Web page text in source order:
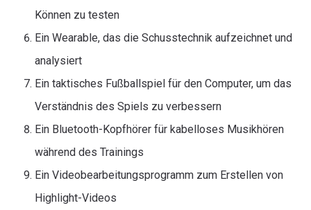
Können zu testen
Ein Wearable, das die Schusstechnik aufzeichnet und
analysiert
Ein taktisches Fußballspiel für den Computer, um das
Verständnis des Spiels zu verbessern
Ein Bluetooth-Kopfhörer für kabelloses Musikhören
während des Trainings
Ein Videobearbeitungsprogramm zum Erstellen von
Highlight-Videos